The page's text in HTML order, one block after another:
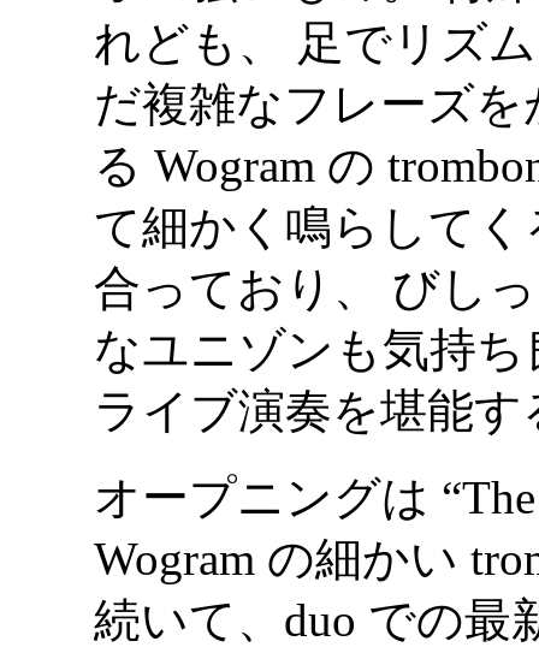
れども、 足でリズ
だ複雑なフレーズ
る Wogram の
て細かく鳴らしてく
合っており、 びし
なユニゾンも気持
ライブ演奏を堪能
オープニングは
Wogram の細かい
続いて、duo での最